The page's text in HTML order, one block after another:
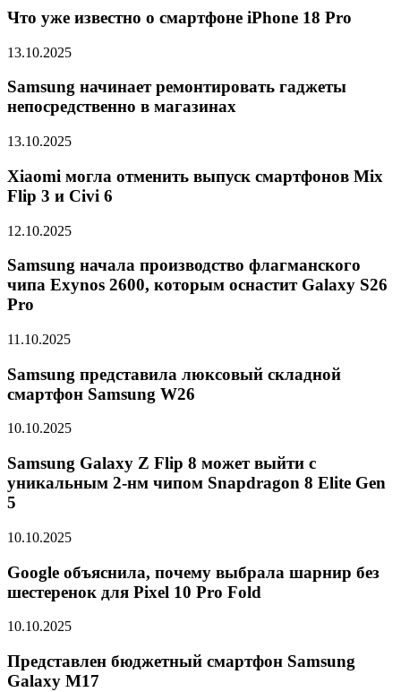
Что уже известно о смартфоне iPhone 18 Pro
13.10.2025
Samsung начинает ремонтировать гаджеты
непосредственно в магазинах
13.10.2025
Xiaomi могла отменить выпуск смартфонов Mix
Flip 3 и Civi 6
12.10.2025
Samsung начала производство флагманского
чипа Exynos 2600, которым оснастит Galaxy S26
Pro
11.10.2025
Samsung представила люксовый складной
смартфон Samsung W26
10.10.2025
Samsung Galaxy Z Flip 8 может выйти с
уникальным 2-нм чипом Snapdragon 8 Elite Gen
5
10.10.2025
Google объяснила, почему выбрала шарнир без
шестеренок для Pixel 10 Pro Fold
10.10.2025
Представлен бюджетный смартфон Samsung
Galaxy M17